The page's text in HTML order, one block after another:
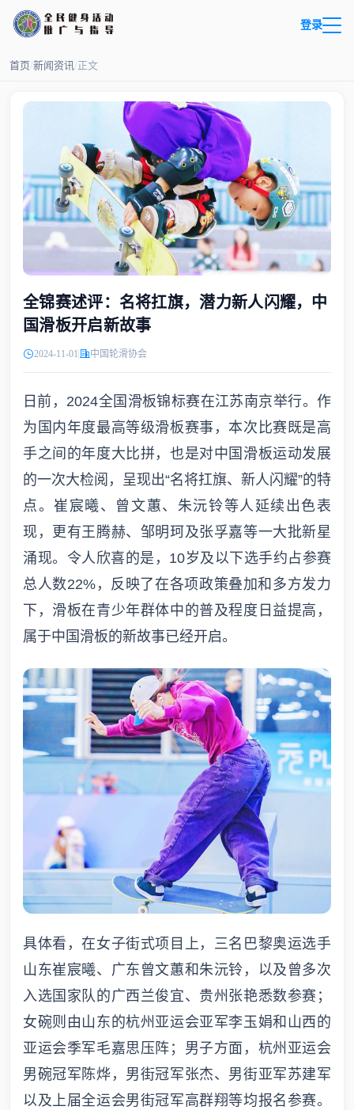
登录
首页/新闻资讯/正文
全锦赛述评：名将扛旗，潜力新人闪耀，中
国滑板开启新故事
2024-11-01 中国轮滑协会
日前，2024全国滑板锦标赛在江苏南京举行。作
为国内年度最高等级滑板赛事，本次比赛既是高
手之间的年度大比拼，也是对中国滑板运动发展
的一次大检阅，呈现出“名将扛旗、新人闪耀”的特
点。崔宸曦、曾文蕙、朱沅铃等人延续出色表
现，更有王腾赫、邹明珂及张孚嘉等一大批新星
涌现。令人欣喜的是，10岁及以下选手约占参赛
总人数22%，反映了在各项政策叠加和多方发力
下，滑板在青少年群体中的普及程度日益提高，
属于中国滑板的新故事已经开启。
具体看，在女子街式项目上，三名巴黎奥运选手
山东崔宸曦、广东曾文蕙和朱沅铃，以及曾多次
入选国家队的广西兰俊宜、贵州张艳悉数参赛；
女碗则由山东的杭州亚运会亚军李玉娟和山西的
亚运会季军毛嘉思压阵；男子方面，杭州亚运会
男碗冠军陈烨，男街冠军张杰、男街亚军苏建军
以及上届全运会男街冠军高群翔等均报名参赛。